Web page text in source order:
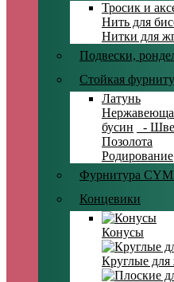
Тросик и
Нить для
Нитки для
Подвески,
Стойкая
Латунь
бусин
-
Позолота
Родирование
Фурнитура
Концевики
Конусы
Круглые для